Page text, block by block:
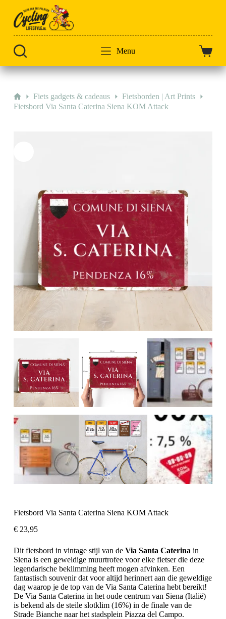
artikel
Menu
HomeFiets gadgets & cadeaus
Fietsborden | Art Prints
Fietsbord Via Santa Caterina Siena KOM Attack
Fietsbord Via Santa Caterina Siena KOM Attack
€23,95
Dit fietsbord in vintage stijl van de Via Santa Caterina in
Siena is een geweldige muurtrofee voor elke fietser die deze
legendarische beklimming heeft mogen afvinken. Een
fantastisch souvenir dat voor altijd herinnert aan die geweldige
dag waarop je de top van de Via Santa Caterina hebt bereikt!
De Via Santa Caterina in het oude centrum van Siena (Italië)
is bekend als de steile slotklim (16%) in de finale van de
Strade Bianche naar het stadsplein Piazza del Campo.